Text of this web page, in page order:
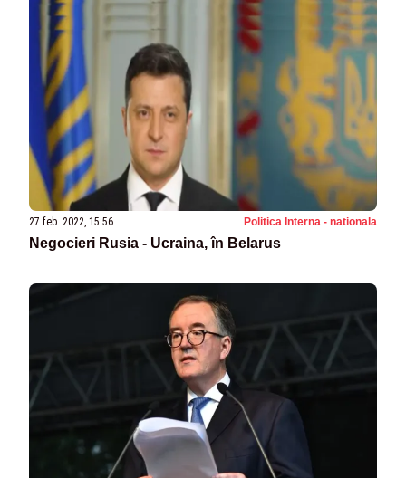
27 feb. 2022, 15:56 Politica Interna - nationala
Negocieri Rusia - Ucraina, în Belarus